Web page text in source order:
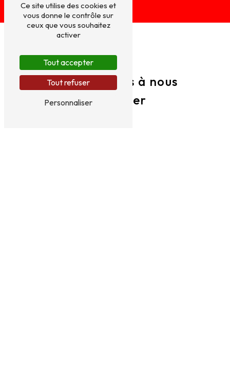
N'hésitez pas à nous
contacter
Ce site utilise des cookies et
vous donne le contrôle sur
ceux que vous souhaitez
activer
Tout accepter
Tout refuser
Personnaliser